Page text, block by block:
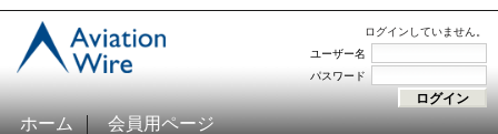
ログインしていません。
ユーザー名
パスワード
ホーム 会員用ページ